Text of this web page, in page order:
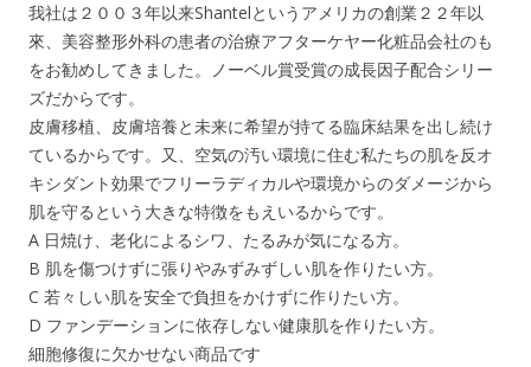
我社は２００３年以来Shantelというアメリカの創業２２年以
來、美容整形外科の患者の治療アフターケヤー化粧品会社のも
をお勧めしてきました。ノーベル賞受賞の成長因子配合シリー
ズだからです。
皮膚移植、皮膚培養と未来に希望が持てる臨床結果を出し続け
ているからです。又、空気の汚い環境に住む私たちの肌を反オ
キシダント効果でフリーラディカルや環境からのダメージから
肌を守るという大きな特徴をもえいるからです。
A 日焼け、老化によるシワ、たるみが気になる方。
B 肌を傷つけずに張りやみずみずしい肌を作りたい方。
C 若々しい肌を安全で負担をかけずに作りたい方。
D ファンデーションに依存しない健康肌を作りたい方。
細胞修復に欠かせない商品です